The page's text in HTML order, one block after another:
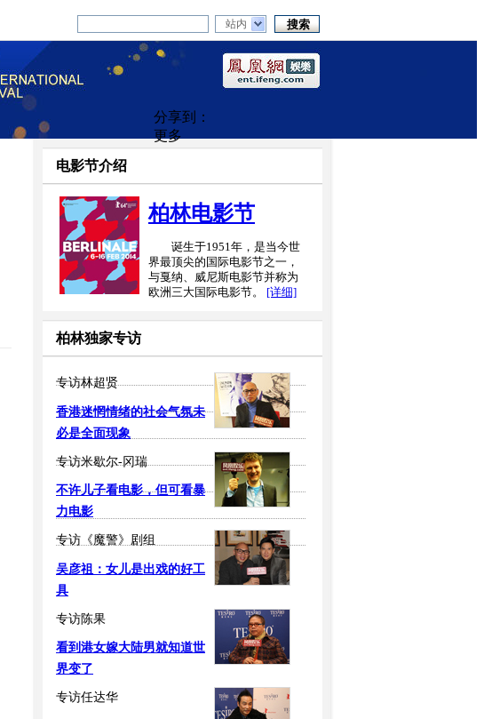
站内
分享到：
更多
电影节介绍
柏林电影节
诞生于1951年，是当今世
界最顶尖的国际电影节之一，
与戛纳、威尼斯电影节并称为
欧洲三大国际电影节。 [详细]
柏林独家专访
专访林超贤
香港迷惘情绪的社会气氛未
必是全面现象
专访米歇尔-冈瑞
不许儿子看电影，但可看暴
力电影
专访《魔警》剧组
吴彦祖：女儿是出戏的好工
具
专访陈果
看到港女嫁大陆男就知道世
界变了
专访任达华